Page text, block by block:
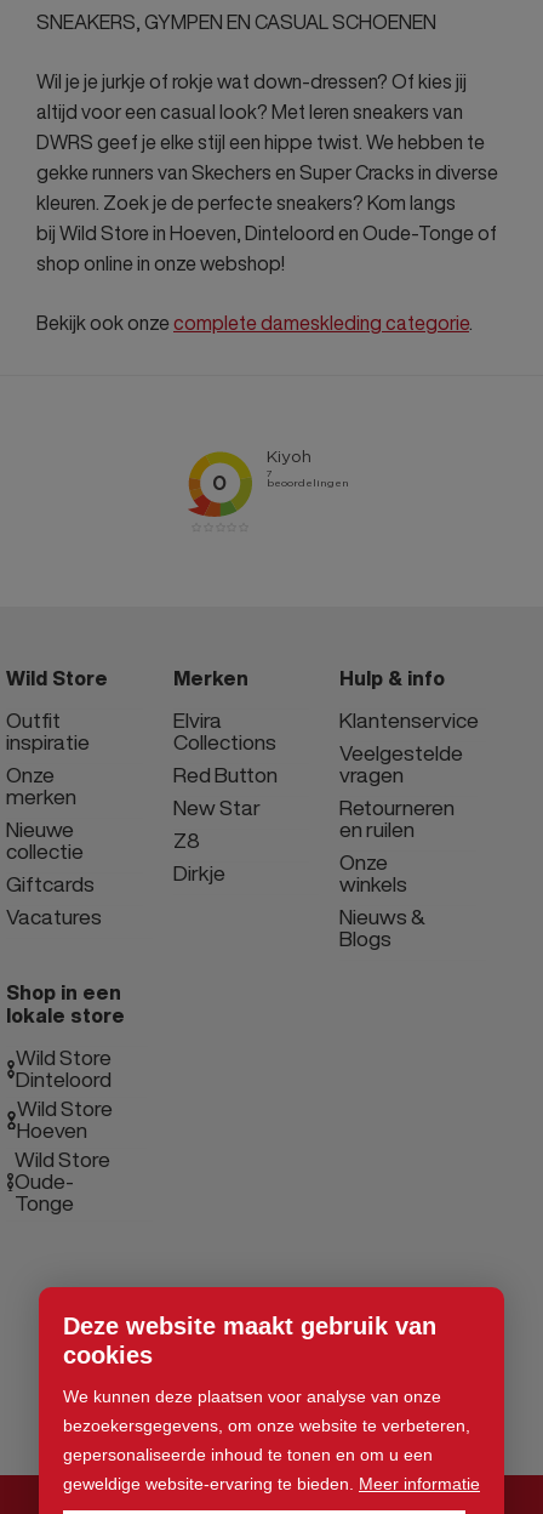
Deze website maakt gebruik van
cookies
We kunnen deze plaatsen voor analyse van onze
bezoekersgegevens, om onze website te verbeteren,
gepersonaliseerde inhoud te tonen en om u een
geweldige website-ervaring te bieden. Meer informatie
SNEAKERS, GYMPEN EN CASUAL SCHOENEN
Wil je je jurkje of rokje wat down-dressen? Of kies jij
altijd voor een casual look? Met leren sneakers van
DWRS geef je elke stijl een hippe twist. We hebben te
gekke runners van Skechers en Super Cracks in diverse
kleuren. Zoek je de perfecte sneakers? Kom langs
bij Wild Store in Hoeven, Dinteloord en Oude-Tonge of
shop online in onze webshop!
Bekijk ook onzecomplete dameskleding categorie.
Wild Store
Outfit
inspiratie
Onze
merken
Nieuwe
collectie
Giftcards
Vacatures
Merken
Elvira
Collections
Red Button
New Star
Z8
Dirkje
Hulp & info
Klantenservice
Veelgestelde
vragen
Retourneren
en ruilen
Onze
winkels
Nieuws &
Blogs
Shop in een
lokale store
Wild Store
Dinteloord
Wild Store
Hoeven
Wild Store
Oude-
Tonge